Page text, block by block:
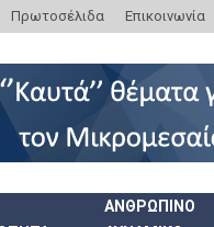
Πρωτοσέλιδα Επικοινωνία
ΑΝΘΡΩΠΙΝΟ